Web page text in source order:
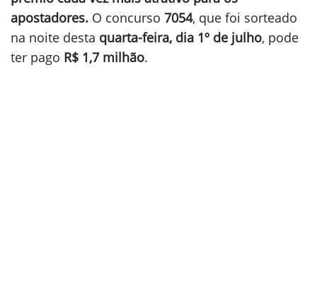
apostadores. O concurso 7054, que foi sorteado
na noite desta quarta-feira, dia 1º de julho, pode
ter pago R$ 1,7 milhão.